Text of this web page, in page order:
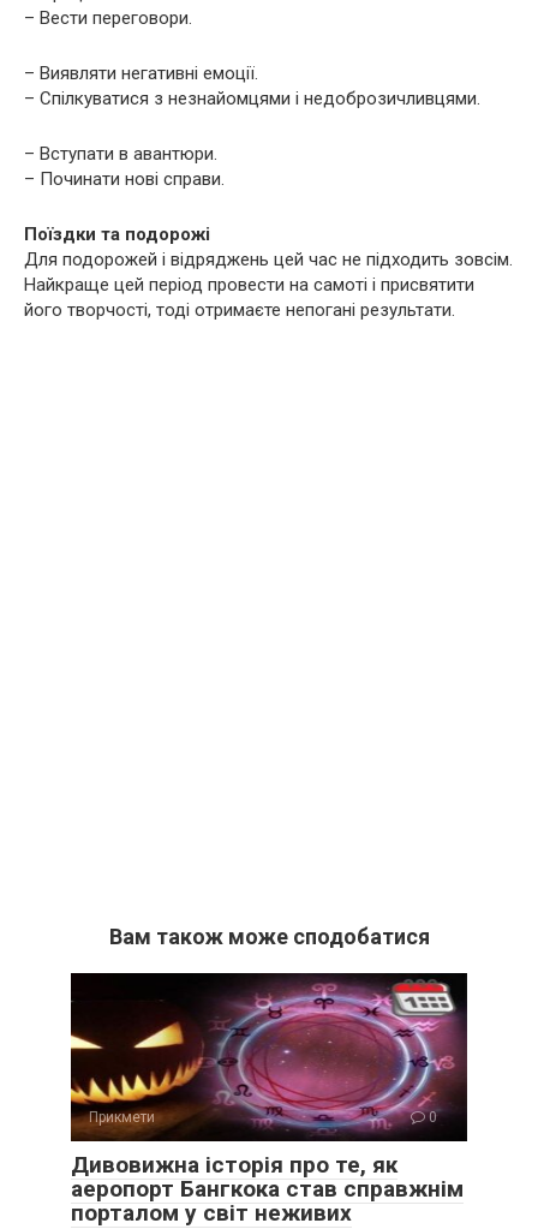
– Вести переговори.
– Виявляти негативні емоції.
– Спілкуватися з незнайомцями і недоброзичливцями.
– Вступати в авантюри.
– Починати нові справи.
Поїздки та подорожі
Для подорожей і відряджень цей час не підходить зовсім.
Найкраще цей період провести на самоті і присвятити
його творчості, тоді отримаєте непогані результати.
Вам також може сподобатися
Прикмети 0
Дивовижна історія про те, як
аеропорт Бангкока став справжнім
порталом у світ неживих